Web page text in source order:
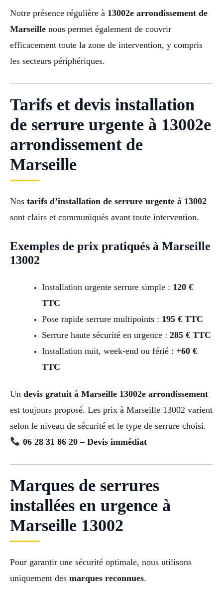
Notre présence régulière à 13002e arrondissement de
Marseille nous permet également de couvrir
efficacement toute la zone de intervention, y compris
les secteurs périphériques.
Tarifs et devis installation
de serrure urgente à 13002e
arrondissement de
Marseille
Nos tarifs d’installation de serrure urgente à 13002
sont clairs et communiqués avant toute intervention.
Exemples de prix pratiqués à Marseille
13002
Installation urgente serrure simple : 120 €
TTC
Pose rapide serrure multipoints : 195 € TTC
Serrure haute sécurité en urgence : 285 € TTC
Installation nuit, week-end ou férié : +60 €
TTC
Un devis gratuit à Marseille 13002e arrondissement
est toujours proposé. Les prix à Marseille 13002 varient
selon le niveau de sécurité et le type de serrure choisi.
06 28 31 86 20 – Devis immédiat
Marques de serrures
installées en urgence à
Marseille 13002
Pour garantir une sécurité optimale, nous utilisons
uniquement des marques reconnues.